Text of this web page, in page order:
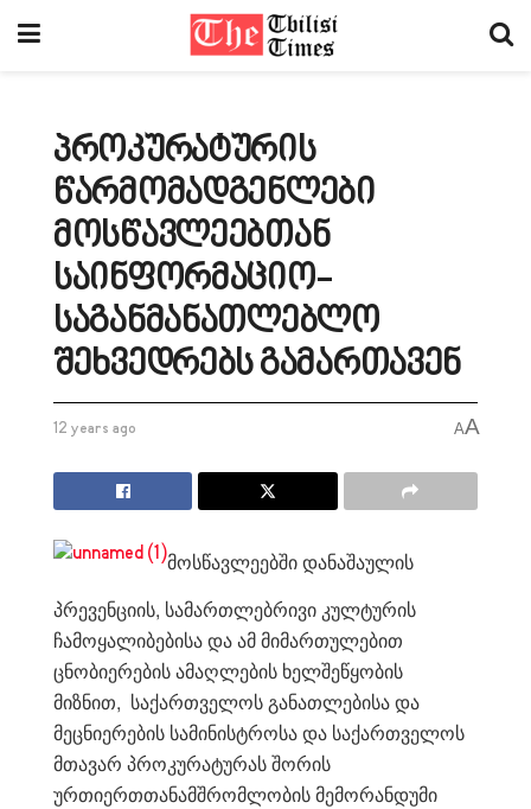
პროკურატურის
წარმომადგენლები
მოსწავლეებთან
საინფორმაციო-
საგანმანათლებლო
შეხვედრებს გამართავენ
12 years ago AA
მოსწავლეებში დანაშაულის
პრევენციის, სამართლებრივი კულტურის
ჩამოყალიბებისა და ამ მიმართულებით
ცნობიერების ამაღლების ხელშეწყობის
მიზნით, საქართველოს განათლებისა და
მეცნიერების სამინისტროსა და საქართველოს
მთავარ პროკურატურას შორის
ურთიერთთანამშრომლობის მემორანდუმი